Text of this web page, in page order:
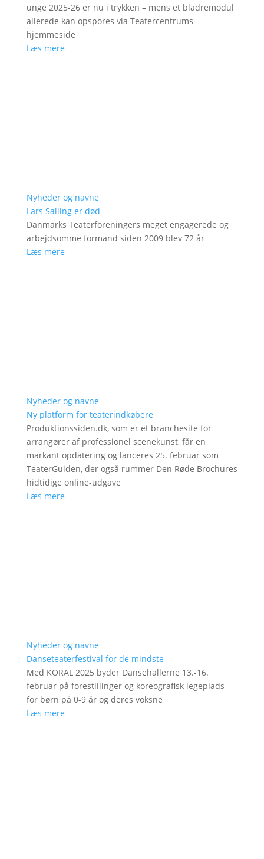
unge 2025-26 er nu i trykken – mens et bladremodul
allerede kan opspores via Teatercentrums
hjemmeside
Læs mere
Nyheder og navne
Lars Salling er død
Danmarks Teaterforeningers meget engagerede og
arbejdsomme formand siden 2009 blev 72 år
Læs mere
Nyheder og navne
Ny platform for teaterindkøbere
Produktionssiden.dk, som er et branchesite for
arrangører af professionel scenekunst, får en
markant opdatering og lanceres 25. februar som
TeaterGuiden, der også rummer Den Røde Brochures
hidtidige online-udgave
Læs mere
Nyheder og navne
Danseteaterfestival for de mindste
Med KORAL 2025 byder Dansehallerne 13.-16.
februar på forestillinger og koreografisk legeplads
for børn på 0-9 år og deres voksne
Læs mere